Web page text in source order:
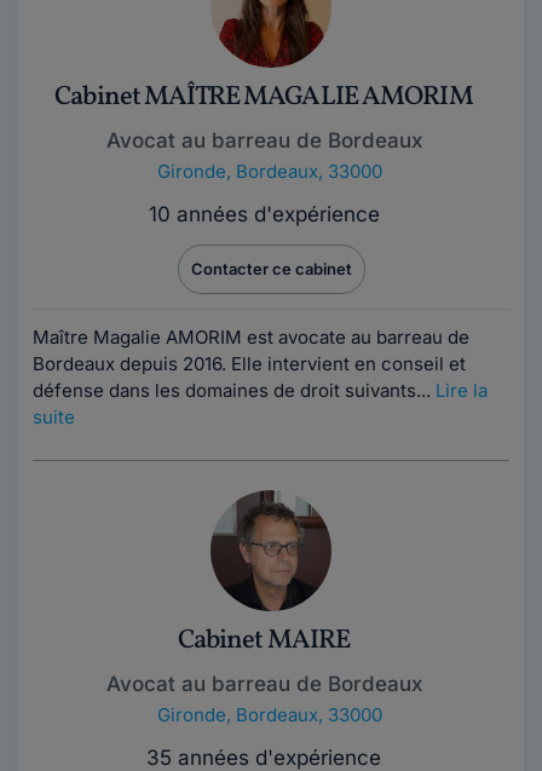
Cabinet MAÎTRE MAGALIE AMORIM
Avocat au barreau de Bordeaux
Gironde, Bordeaux, 33000
10 années d'expérience
Contacter ce cabinet
Maître Magalie AMORIM est avocate au barreau de
Bordeaux depuis 2016. Elle intervient en conseil et
défense dans les domaines de droit suivants... Lire la
suite
Cabinet MAIRE
Avocat au barreau de Bordeaux
Gironde, Bordeaux, 33000
35 années d'expérience